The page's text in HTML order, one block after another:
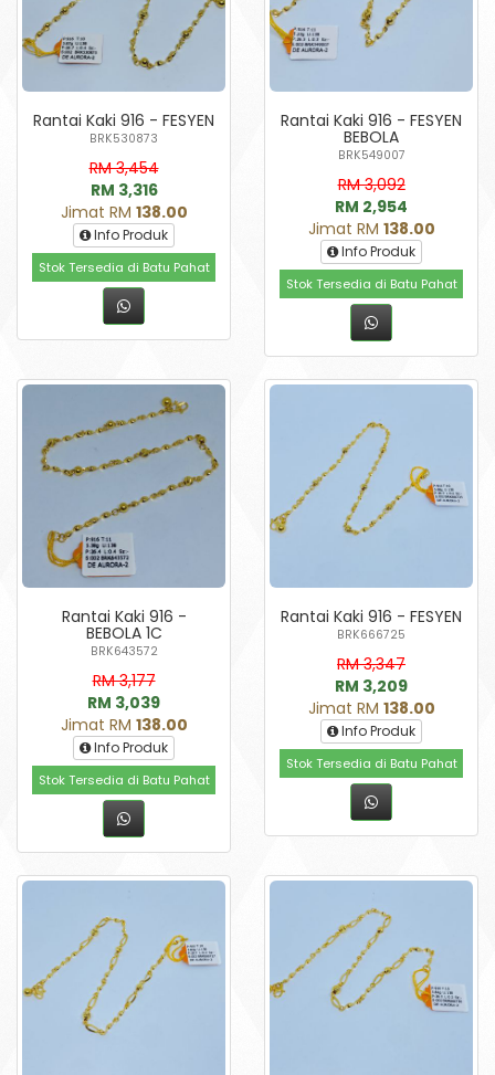
Rantai Kaki 916 - FESYEN
BRK530873
RM 3,454
RM 3,316
Jimat RM 138.00
Info Produk
Stok Tersedia di Batu Pahat
Rantai Kaki 916 - FESYEN
BEBOLA
BRK549007
RM 3,092
RM 2,954
Jimat RM 138.00
Info Produk
Stok Tersedia di Batu Pahat
Rantai Kaki 916 -
BEBOLA 1C
BRK643572
RM 3,177
RM 3,039
Jimat RM 138.00
Info Produk
Stok Tersedia di Batu Pahat
Rantai Kaki 916 - FESYEN
BRK666725
RM 3,347
RM 3,209
Jimat RM 138.00
Info Produk
Stok Tersedia di Batu Pahat